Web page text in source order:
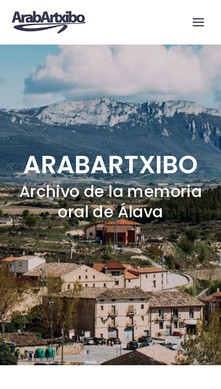
contenido
ARABARTXIBO
Archivo de la memoria
oral de Álava